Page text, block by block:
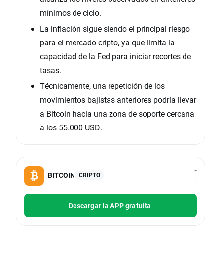
mínimos de ciclo.
La inflación sigue siendo el principal riesgo
para el mercado cripto, ya que limita la
capacidad de la Fed para iniciar recortes de
tasas.
Técnicamente, una repetición de los
movimientos bajistas anteriores podría llevar
a Bitcoin hacia una zona de soporte cercana
a los 55.000 USD.
BITCOIN CRIPTO
-
-
Descargar la APP gratuita